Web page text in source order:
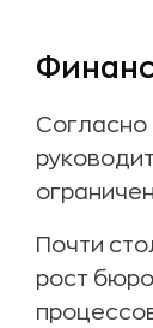
Почти
рост